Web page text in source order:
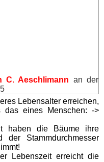
C. Aeschlimann an der
Lebensalter erreichen,
eines Menschen: ->
haben die Bäume ihre
der Stammdurchmesser
Lebenszeit erreicht die